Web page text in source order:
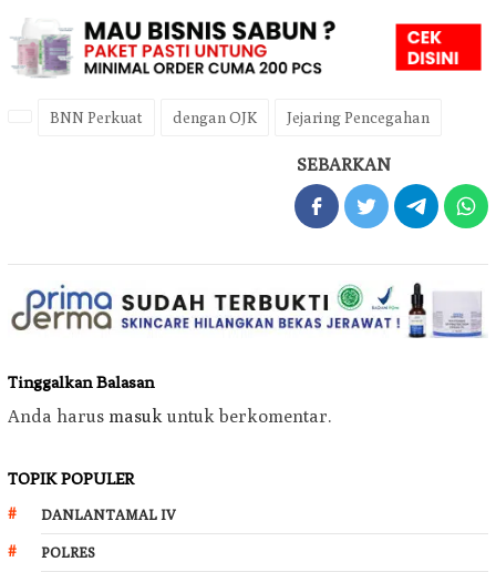
BNN Perkuat dengan OJK Jejaring Pencegahan
SEBARKAN
Tinggalkan Balasan
Anda harus masuk untuk berkomentar.
TOPIK POPULER
DANLANTAMAL IV
POLRES